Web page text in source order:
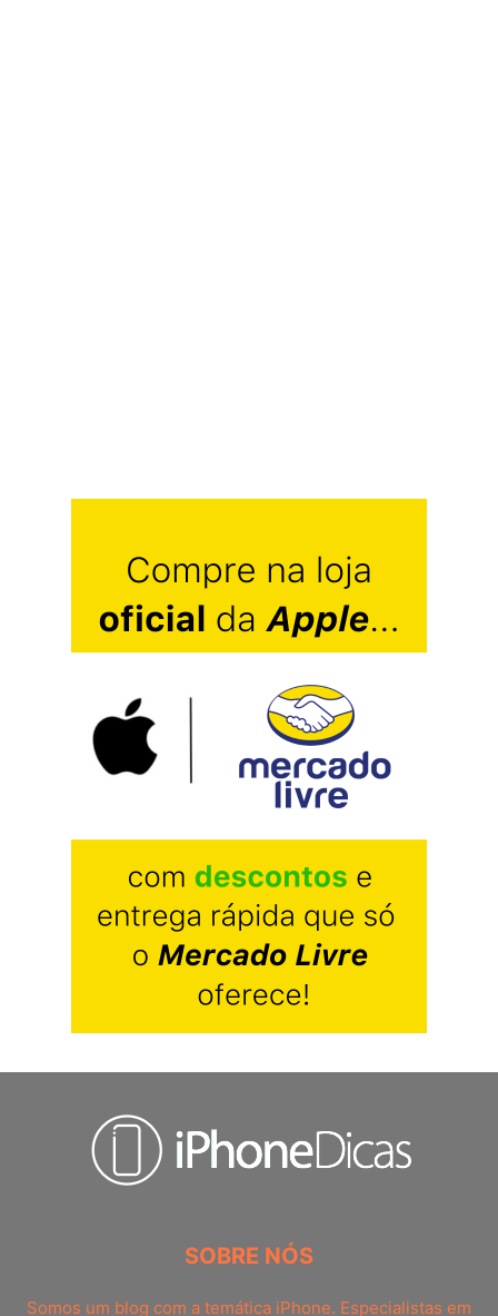
SOBRE NÓS
Somos um blog com a temática iPhone. Especialistas em